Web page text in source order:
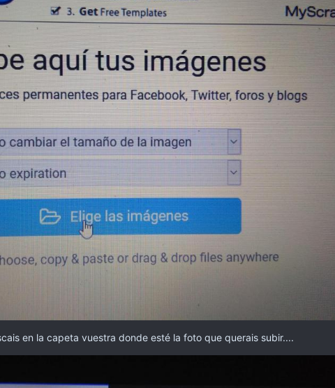
en la capeta vuestra donde esté la foto que querais subir....